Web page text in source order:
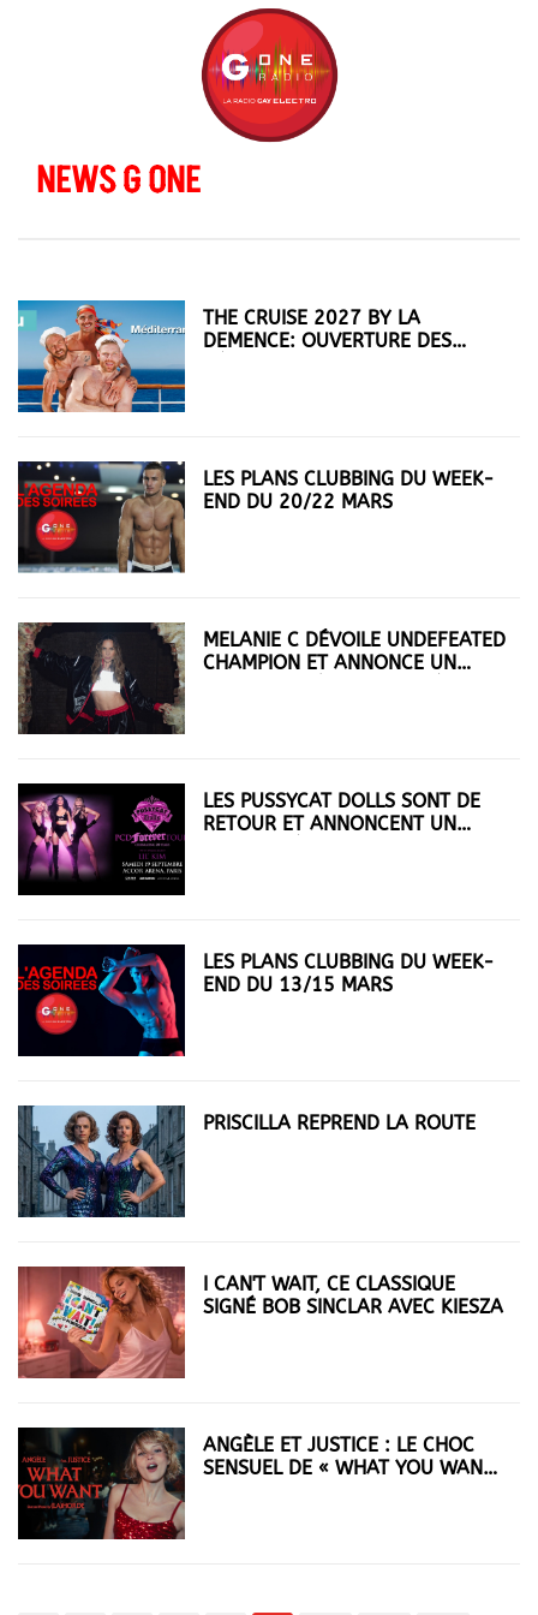
NEWS G ONE
THE CRUISE 2027 BY LA
DEMENCE: OUVERTURE DES
LES PLANS CLUBBING DU WEEK-
END DU 20/22 MARS
MELANIE C DÉVOILE UNDEFEATED
CHAMPION ET ANNONCE UN
LES PUSSYCAT DOLLS SONT DE
RETOUR ET ANNONCENT UN
LES PLANS CLUBBING DU WEEK-
END DU 13/15 MARS
PRISCILLA REPREND LA ROUTE
I CAN'T WAIT, CE CLASSIQUE
SIGNÉ BOB SINCLAR AVEC KIESZA
ANGÈLE ET JUSTICE : LE CHOC
SENSUEL DE « WHAT YOU WANT